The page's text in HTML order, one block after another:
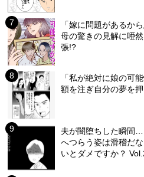
「嫁に問題があるか
母の驚きの見解に唖
張!?
「私が絶対に娘の可
額を注ぎ自分の夢を
夫が闇堕ちした瞬間
へつらう姿は滑稽だ
いとダメですか？